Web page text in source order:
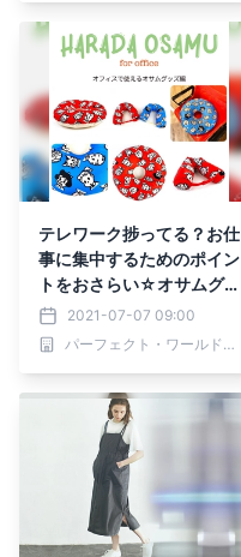
テレワーク捗ってる？お仕
事に集中するためのポイン
トをおさらい☆オサムグ
ッズでデスクワークを快適
に！
2021-07-07 09:00
パーフェクト・ワールド株式会社